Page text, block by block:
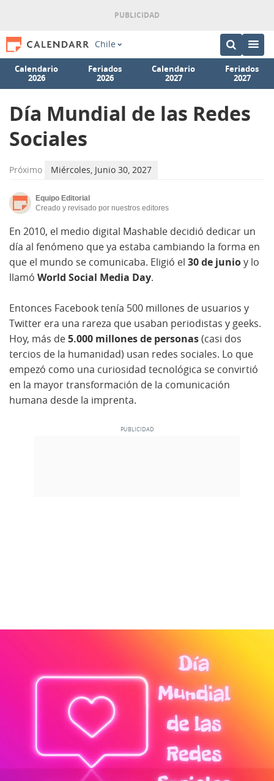
Chile
Calendario
2026
Feriados
2026
Calendario
2027
Feriados
2027
Día Mundial de las Redes
Sociales
Próximo Miércoles, Junio 30, 2027
Equipo Editorial
Creado y revisado por nuestros editores
En 2010, el medio digital Mashable decidió dedicar un
día al fenómeno que ya estaba cambiando la forma en
que el mundo se comunicaba. Eligió el 30 de junioy lo
llamó World Social Media Day.
Entonces Facebook tenía 500 millones de usuarios y
Twitter era una rareza que usaban periodistas y geeks.
Hoy, más de5.000 millones de personas(casi dos
tercios de la humanidad) usan redes sociales. Lo que
empezó como una curiosidad tecnológica se convirtió
en la mayor transformación de la comunicación
humana desde la imprenta.